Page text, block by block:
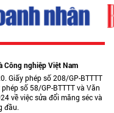
Công nghiệp Việt Nam
Giấy phép số 208/GP-BTTTT
số 58/GP-BTTTT và Văn
về việc sửa đổi măng séc và
đầu.